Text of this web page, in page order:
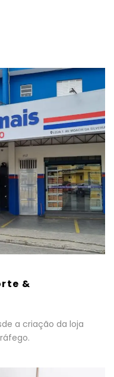
&
a criação da loja